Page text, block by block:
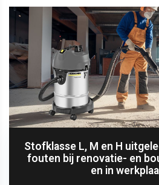
Stofklasse L, M en H
fouten bij renovatie- en
en in